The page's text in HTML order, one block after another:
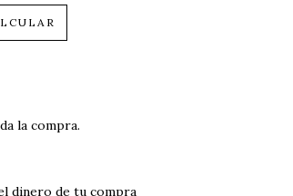
la compra.
dinero de tu compra